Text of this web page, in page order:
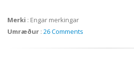
Merki : Engar merkingar
Umræður : 26 Comments